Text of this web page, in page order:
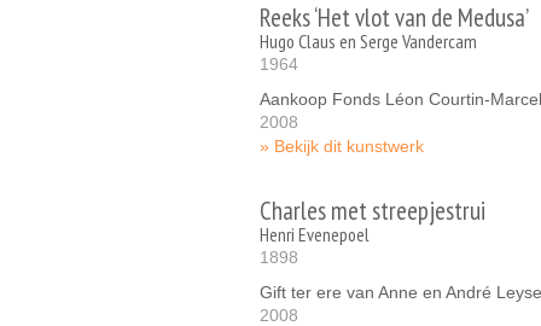
Reeks ‘Het vlot van de Medusa’
Hugo Claus en Serge Vandercam
1964
Aankoop Fonds Léon Courtin-
2008
Bekijk dit kunstwerk
Charles met streepjestrui
Henri Evenepoel
1898
Gift ter ere van Anne en André
2008